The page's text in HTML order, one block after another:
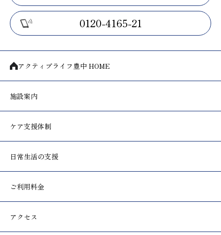
0120-4165-21
アクティブライフ豊中 HOME
施設案内
ケア支援体制
日常生活の支援
ご利用料金
アクセス